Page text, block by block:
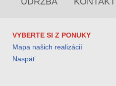
VYBERTE SI Z PONUKY
Mapa našich realizácií
Naspäť